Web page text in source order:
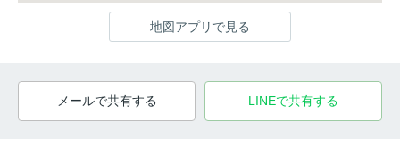
地図アプリで見る
メールで共有する LINEで共有する